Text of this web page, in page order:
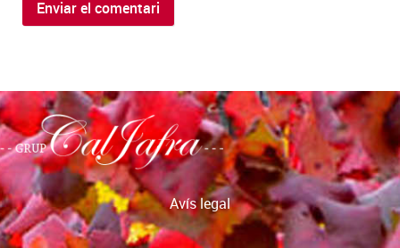
Avís legal